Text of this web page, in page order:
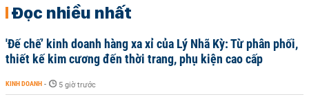
Đọc nhiều nhất
'Đế chế’ kinh doanh hàng xa xỉ của Lý Nhã Kỳ: Từ phân phối,
thiết kế kim cương đến thời trang, phụ kiện cao cấp
KINH DOANH - 5 giờ trước